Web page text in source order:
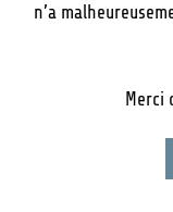
n’a
Merci